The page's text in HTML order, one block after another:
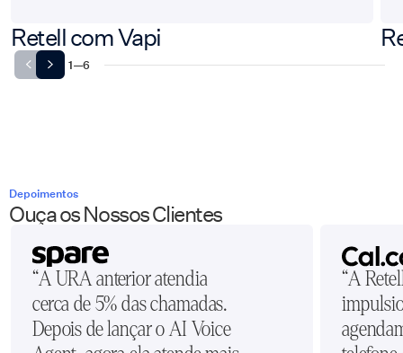
Retell com Vapi
1—6
Depoimentos
Ouça os Nossos Clientes
“A URA anterior atendia
cerca de 5% das chamadas.
Depois de lançar o AI Voice
“A